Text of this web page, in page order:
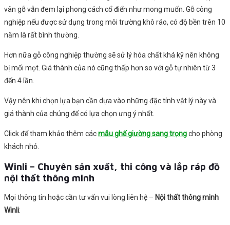
vân gỗ vẫn đem lại phong cách cổ điển như mong muốn. Gỗ công
nghiệp nếu được sử dụng trong môi trường khô ráo, có độ bền trên 10
năm là rất bình thường.
Hơn nữa gỗ công nghiệp thường sẽ sử lý hóa chất khá kỹ nên không
bị mối mọt. Giá thành của nó cũng thấp hơn so với gỗ tự nhiên từ 3
đến 4 lần.
Vậy nên khi chọn lựa bạn cần dựa vào những đặc tính vật lý này và
giá thành của chúng để có lựa chọn ưng ý nhất.
Click để tham khảo thêm cácmẫu ghế giường sang trọngcho phòng
khách nhỏ.
Winli – Chuyên sản xuất, thi công và lắp ráp đồ
nội thất thông minh
Mọi thông tin hoặc cần tư vấn vui lòng liên hệ – Nộithất thông minh
Winli: